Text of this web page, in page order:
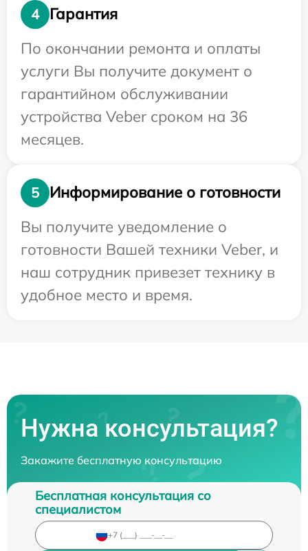
4
Гарантия
По окончании ремонта и оплаты
услуги Вы получите документ о
гарантийном обслуживании
устройства Veber сроком на 36
месяцев.
5
Информирование о готовности
Вы получите уведомление о
готовности Вашей техники Veber, и
наш сотрудник привезет технику в
удобное место и время.
Нужна консультация?
Закажите бесплатную консультацию
Бесплатная консультация со
специалистом